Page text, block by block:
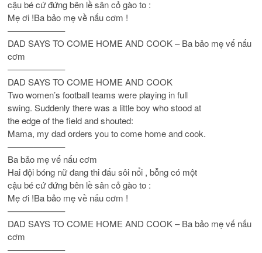
cậu bé cứ đứng bên lề sân cỏ gào to :
Mẹ ơi !Ba bảo mẹ về nấu cơm !
——————–
DAD SAYS TO COME HOME AND COOK – Ba bảo mẹ vế nấu
cơm
——————–
DAD SAYS TO COME HOME AND COOK
Two women’s football teams were playing in full
swing. Suddenly there was a little boy who stood at
the edge of the field and shouted:
Mama, my dad orders you to come home and cook.
——————–
Ba bảo mẹ vế nấu cơm
Hai đội bóng nữ đang thi đấu sôi nổi , bỗng có một
cậu bé cứ đứng bên lề sân cỏ gào to :
Mẹ ơi !Ba bảo mẹ về nấu cơm !
——————–
DAD SAYS TO COME HOME AND COOK – Ba bảo mẹ vế nấu
cơm
——————–